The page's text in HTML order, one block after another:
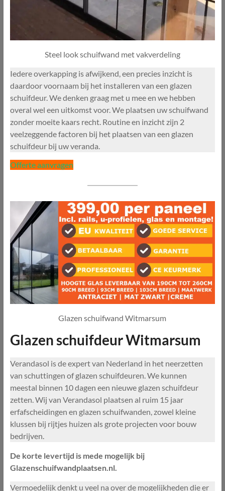
Steel look schuifwand met vakverdeling
Iedere overkapping is afwijkend, een precies inzicht is
daardoor voornaam bij het installeren van een glazen
schuifdeur. We denken graag met u mee en we hebben
overal wel een uitkomst voor. We plaatsen uw schuifwand
zonder moeite kaars recht. Routine en inzicht zijn 2
veelzeggende factoren bij het plaatsen van een glazen
schuifdeur bij uw veranda.
Offerte aanvragen
Glazen schuifwand Witmarsum
Glazen schuifdeur Witmarsum
Verandasol is de expert van Nederland in het neerzetten
van schuttingen of glazen schuifdeuren. We kunnen
meestal binnen 10 dagen een nieuwe glazen schuifdeur
zetten. Wij van Verandasol plaatsen al ruim 15 jaar
erfafscheidingen en glazen schuifwanden, zowel kleine
klussen bij rijtjes huizen als grote projecten voor bouw
bedrijven.
De korte levertijd is mede mogelijk bij
Glazenschuifwandplaatsen.nl.
Vermoedelijk denkt u veel na over de mogelijkheden die er